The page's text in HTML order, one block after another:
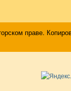
праве.